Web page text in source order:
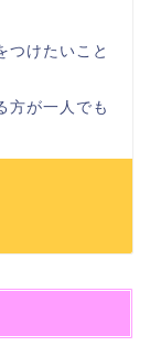
つけたいこと
方が一人でも